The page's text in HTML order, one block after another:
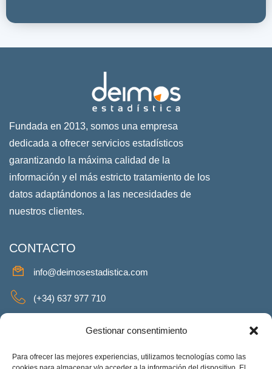
Gestionar consentimiento
Para ofrecer las mejores experiencias, utilizamos tecnologías como las
Fundada en 2013, somos una empresa
dedicada a ofrecer servicios estadísticos
garantizando la máxima calidad de la
información y el más estricto tratamiento de los
datos adaptándonos a las necesidades de
nuestros clientes.
CONTACTO
info@deimosestadistica.com
(+34) 637 977 710